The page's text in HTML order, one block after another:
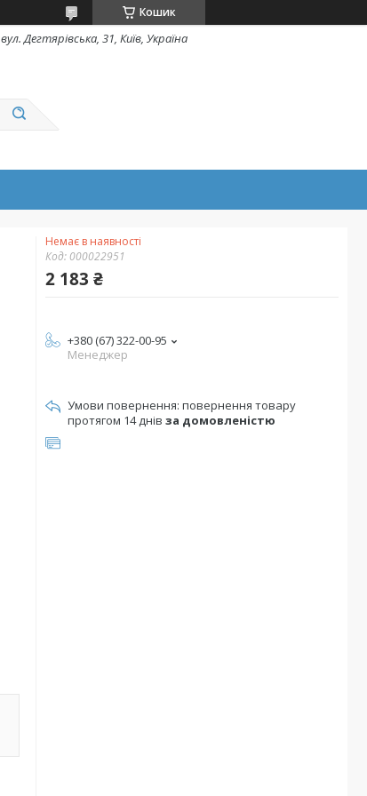
Кошик
вул. Дегтярівська, 31, Київ, Україна
Немає в наявності
Код: 000022951
2 183 ₴
+380 (67) 322-00-95
Менеджер
повернення товару
протягом 14 днів за домовленістю